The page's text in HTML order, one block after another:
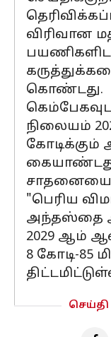
விரிவான
கொண்டது.
நிலையம்
சாதனையை
"பெரிய
அந்தஸ்தை
2029 ஆம்
8 கோடி-85
செய்தி